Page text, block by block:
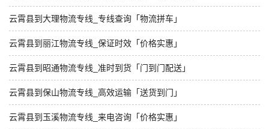
云霄县到大理物流专线_专线查询「物流拼车」
云霄县到丽江物流专线_保证时效「价格实惠」
云霄县到昭通物流专线_准时到货「门到门配送」
云霄县到保山物流专线_高效运输「送货到门」
云霄县到玉溪物流专线_来电咨询「价格实惠」